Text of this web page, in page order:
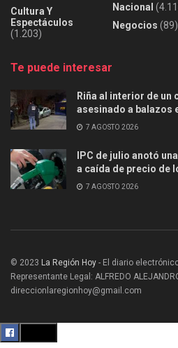
Cultura Y
Espectáculos
(1.203)
Nacional
Negocios (89)
Te puede interesar
Riña al interior de un
asesinado a balazos
7 AGOSTO 2026
IPC de julio anotó
a caída de precio de
7 AGOSTO 2026
© 2023 La Región Hoy - El diario
Representante Legal: ALFREDO
direccionlaregionhoy@gmail.com